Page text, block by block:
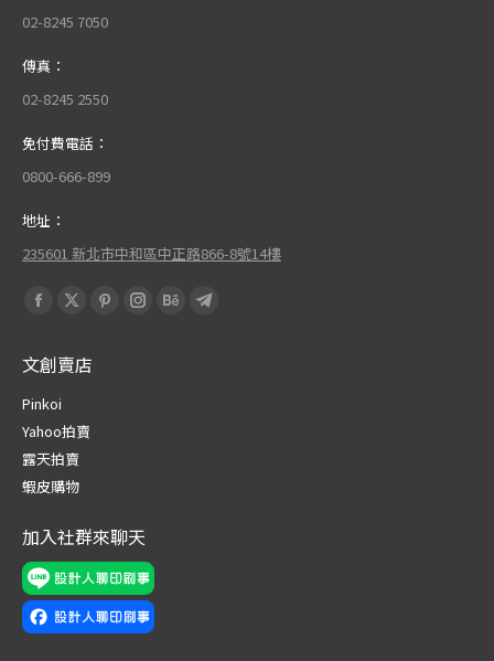
02-8245 7050
傳真：
02-8245 2550
免付費電話：
0800-666-899
地址：
235601 新北市中和區中正路866-8號14樓
Find us on:
Facebook
opens
in
new
window
X
opens
new
window
PinterestInstagram
BehanceTelegram
文創賣店
Pinkoi
Yahoo拍賣
露天拍賣
蝦皮購物
加入社群來聊天